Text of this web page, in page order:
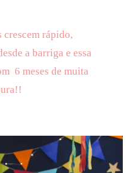
crescem rápido,
a barriga e essa
6 meses de muita